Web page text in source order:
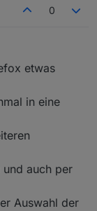
0
etwas
in eine
auch per
Auswahl der